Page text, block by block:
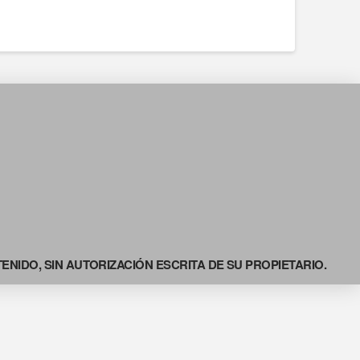
SIN AUTORIZACIÓN ESCRITA DE SU PROPIETARIO.